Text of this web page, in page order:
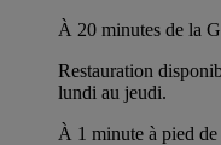
À 20 minutes de la
Restauration
lundi au jeudi.
À 1 minute à pied